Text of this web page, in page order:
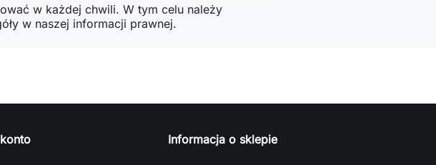
w każdej chwili. W tym celu należy
w naszej informacji prawnej.
Informacja o sklepie